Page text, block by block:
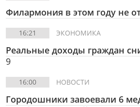
Филармония в этом году не
16:21 ЭКОНОМИКА
Реальные доходы граждан
9
16:00 НОВОСТИ
Городошники завоевали 6